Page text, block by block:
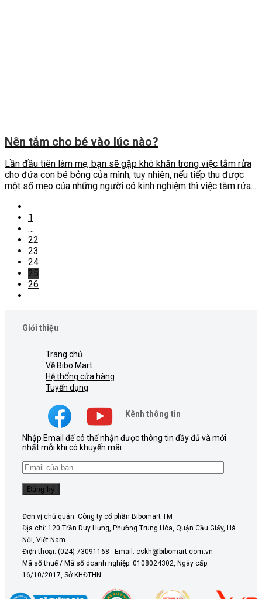
Nên tắm cho bé vào lúc nào?
Lần đầu tiên làm mẹ, bạn sẽ gặp khó khăn trong việc tắm rửa
cho đứa con bé bỏng của mình; tuy nhiên, nếu tiếp thu được
một số mẹo của những người có kinh nghiệm thì việc tắm rửa...
1
…
22
23
24
25
26
Giới thiệu
Trang chủ
Về Bibo Mart
Hệ thống cửa hàng
Tuyển dụng
Kênh thông tin
Nhập Email để có thể nhận được thông tin đầy đủ và mới
nhất mỗi khi có khuyến mãi
Đơn vị chủ quản: Công ty cổ phần Bibomart TM
Địa chỉ: 120 Trần Duy Hưng, Phường Trung Hòa, Quận Cầu Giấy, Hà
Nội, Việt Nam
Điện thoại: (024) 73091168 - Email: cskh@bibomart.com.vn
Mã số thuế / Mã số doanh nghiệp: 0108024302, Ngày cấp:
16/10/2017, Sở KHĐTHN